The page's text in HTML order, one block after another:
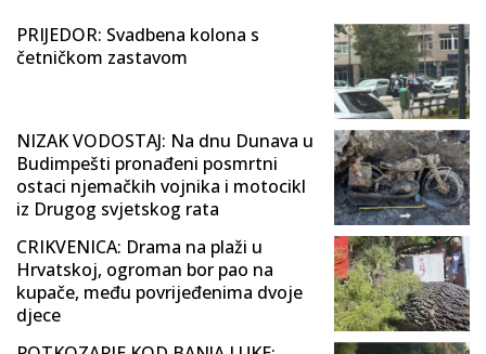
PRIJEDOR: Svadbena kolona s
četničkom zastavom
NIZAK VODOSTAJ: Na dnu Dunava u
Budimpešti pronađeni posmrtni
ostaci njemačkih vojnika i motocikl
iz Drugog svjetskog rata
CRIKVENICA: Drama na plaži u
Hrvatskoj, ogroman bor pao na
kupače, među povrijeđenima dvoje
djece